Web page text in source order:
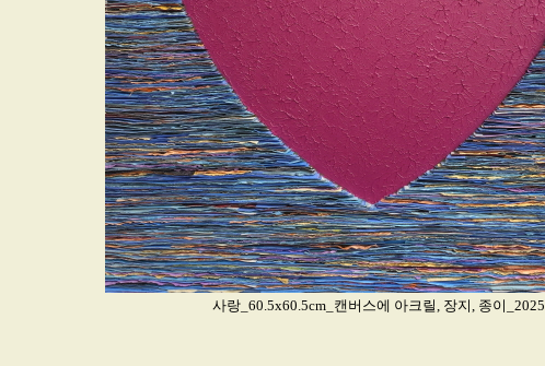
사랑_60.5x60.5cm_캔버스에 아크릴, 장지, 종이_2025